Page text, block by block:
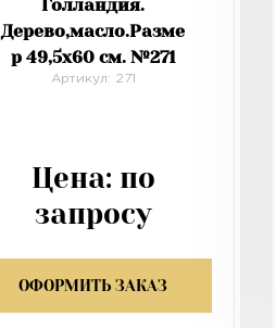
Голландия.
Дерево,масло.Разме
р 49,5х60 см. №271
Артикул: 271
Цена: по
запросу
ОФОРМИТЬ ЗАКАЗ